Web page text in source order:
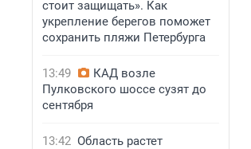
стоит защищать». Как
укрепление берегов поможет
сохранить пляжи Петербурга
13:49
КАД возле
Пулковского шоссе сузят до
сентября
13:42 Область растет